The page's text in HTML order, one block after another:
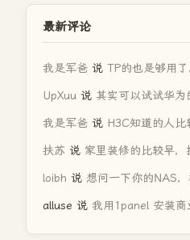
最新评论
我是军爸 说 TP的也是够用
UpXuu 说 其实可以试试华
我是军爸 说 H3C知道的人
扶苏 说 家里装修的比较早
loibh 说 想问一下你的NAS
alluse 说 我用1panel 安装